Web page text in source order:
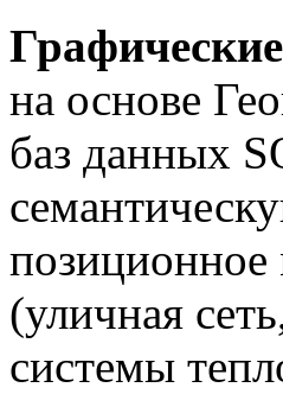
на основе
баз данных
позиционное
(уличная
системы